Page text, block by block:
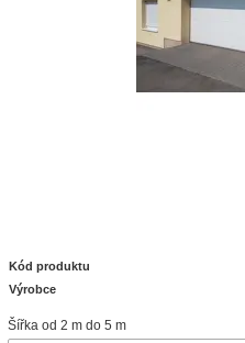
Kód produktu
Výrobce
Šířka od 2 m do 5 m